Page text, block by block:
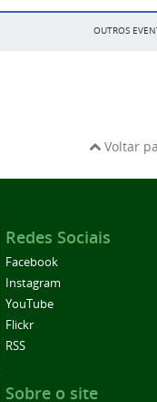
OUTROS
Voltar
Redes Sociais
Facebook
Instagram
YouTube
Flickr
RSS
Sobre o site